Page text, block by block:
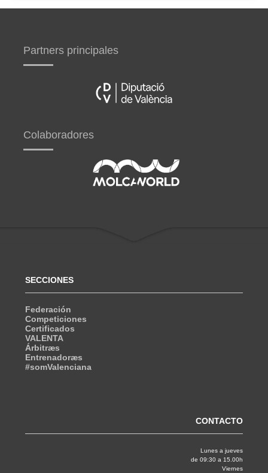
Partners principales
Colaboradores
SECCIONES
Federación
Competiciones
Certificados
VALENTA
Árbitræs
Entrenadoræs
#somValenciana
CONTACTO
Lunes a jueves
de 09:30 a 15.00h
Viernes